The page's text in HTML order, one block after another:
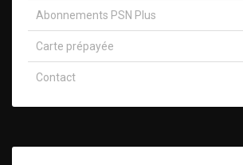
Abonnements PSN Plus
Carte prépayée
Contact